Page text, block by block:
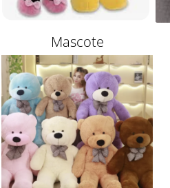
Mascote